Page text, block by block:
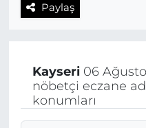
Paylaş
Kayseri06
nöbetçi eczane
konumları
Haber Arşivi